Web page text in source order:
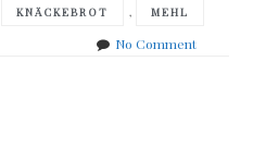
KNÄCKEBROT , MEHL
No Commenton